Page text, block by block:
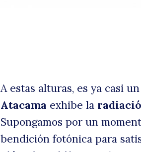
Buscar
A estas alturas, es ya casi
Atacama exhibe la
Supongamos por un
bendición fotónica para